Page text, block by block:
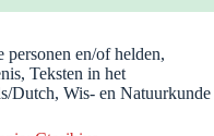
personen en/of helden,
, Teksten in het
Dutch, Wis- en Natuurkunde